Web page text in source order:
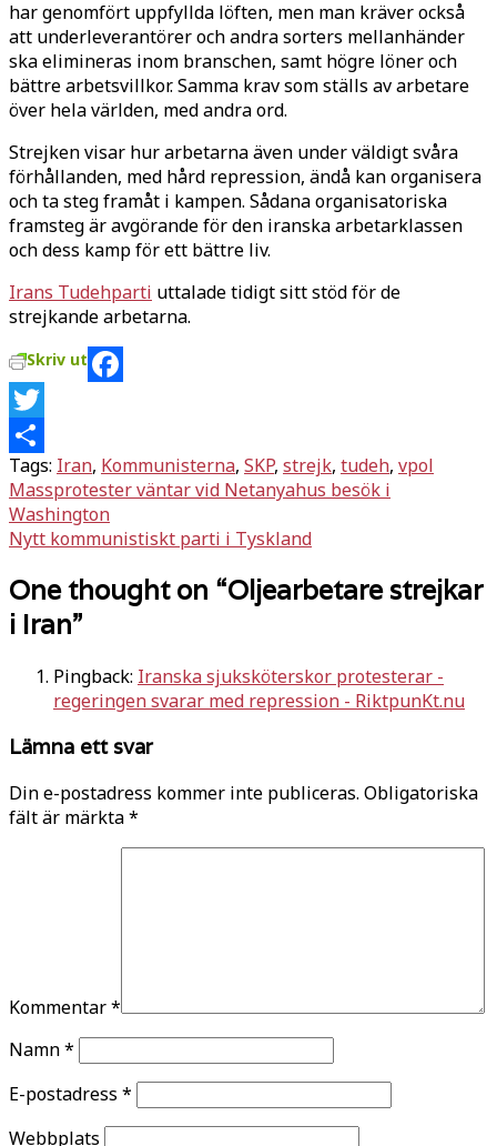
har genomfört uppfyllda löften, men man kräver också
att underleverantörer och andra sorters mellanhänder
ska elimineras inom branschen, samt högre löner och
bättre arbetsvillkor. Samma krav som ställs av arbetare
över hela världen, med andra ord.
Strejken visar hur arbetarna även under väldigt svåra
förhållanden, med hård repression, ändå kan organisera
och ta steg framåt i kampen. Sådana organisatoriska
framsteg är avgörande för den iranska arbetarklassen
och dess kamp för ett bättre liv.
Irans Tudehparti uttalade tidigt sitt stöd för de
strejkande arbetarna.
Skriv ut
Facebook
Twitter
Dela
Tags: Iran, Kommunisterna, SKP, strejk, tudeh, vpol
Inläggsnavigering
Massprotester väntar vid Netanyahus besök i
Washington
Nytt kommunistiskt parti i Tyskland
One thought on “Oljearbetare strejkar
i Iran”
Pingback: Iranska sjuksköterskor protesterar -
regeringen svarar med repression - RiktpunKt.nu
Lämna ett svar
Din e-postadress kommer inte publiceras. Obligatoriska
fält är märkta*
Kommentar*
Namn*
E-postadress *
Webbplats